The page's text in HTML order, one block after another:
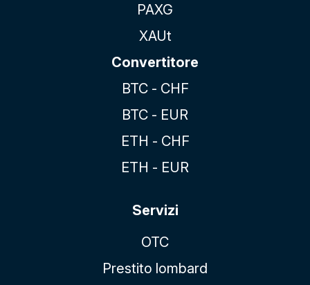
PAXG
XAUt
Convertitore
BTC - CHF
BTC - EUR
ETH - CHF
ETH - EUR
Servizi
OTC
Prestito lombard